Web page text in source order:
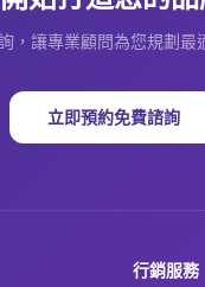
，讓專業顧問為您規劃最
立即預約免費諮詢
行銷服務